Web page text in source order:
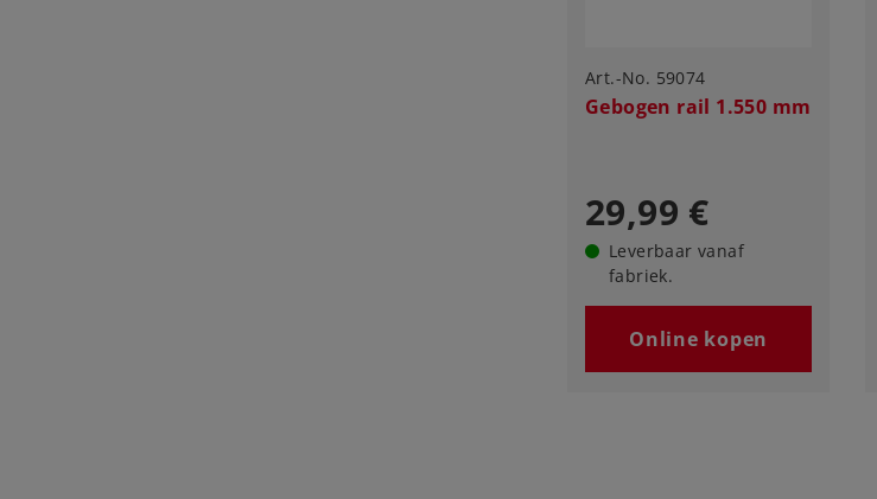
Art.-No. 59074
Gebogen rail 1.550 mm
29,99 €
Leverbaar vanaf
fabriek.
Online kopen